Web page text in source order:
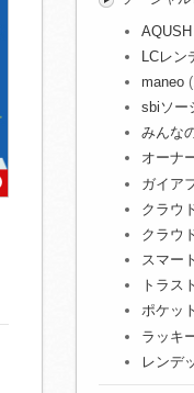
AQUSH
LCレン
maneo
sbiソー
みんな
オーナ
ガイア
クラウ
クラウ
スマー
トラス
ポケッ
ラッキ
レンデ